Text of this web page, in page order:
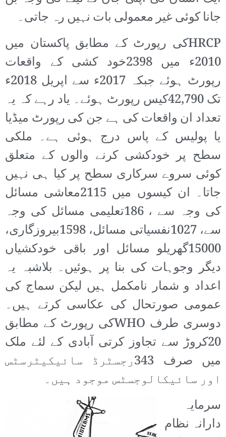
جانا کوئی غیر معمولی بات نہیں رہ جاتی۔
HRCPکی رپورٹ کے مطابق پاکستان میں
2010ء میں 2398خود کشی کے واقعات
رپورٹ ہوئے جبکہ 2017ء سے اپریل 2018ء
تک 42,790کیس رپورٹ ہوئے۔ یاد رہے کہ یہ
تعداد ان واقعات کی ہے جن کی رپورٹ میڈیا
یا پولیس کے پاس درج ہوئی ہے۔ ملکی
سطح پر خودکشی کرنے والوں کے متعلق
کوئی سروے سرکاری سطح پر کیا ہی نہیں
جاتا۔ ان کیسوں میں 2115معاشی مسائل
کی وجہ سے ، 186تعلیمی مسائل کی وجہ
سے، 1027نفسیاتی مسائل، 1598بیروزگاری،
15000گھریلو مسائل اور باقی خودکشیاں
دیگر وجوہات کی بنا پر ہوئیں۔ بلاشبہ یہ
اعداد و شمار نامکمل ہیں لیکن سماج کی
عمومی صورتحال کی عکاسی کرتے ہیں۔
دوسری طرف WHOکی رپورٹ کے مطابق
20کروڑ سے تجاوز کرتی آبادی کے لئے ملک
میں صرف 343رجسٹرڈ سائیکیٹرسٹس
اور سائیکالوجسٹس موجود ہیں۔
سرمایہ
دارانہ نظام